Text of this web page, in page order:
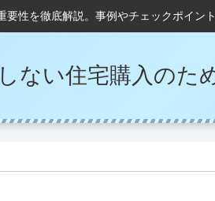
性を徹底解説。事例やチェックポイ
ない住宅購入のた